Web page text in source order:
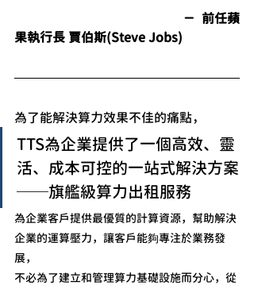
果執行長 賈伯斯(Steve Jobs)
為了能解決算力效果不佳的痛點，
TTS為企業提供了一個高效、靈
活、成本可控的一站式解決方案
──旗艦級算力出租服務
為企業客戶提供最優質的計算資源，幫助解決
企業的運算壓力，讓客戶能夠專注於業務發
展，
不必為了建立和管理算力基礎設施而分心，從